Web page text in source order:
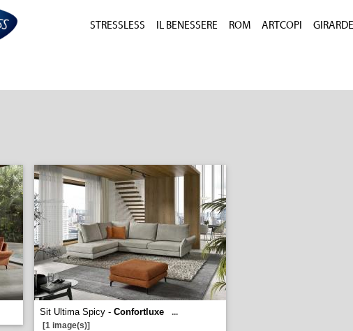
STRESSLESS IL BENESSERE ROM ARTCOPI
Sit Ultima Spicy - Confortluxe
...
[1 image(s)]